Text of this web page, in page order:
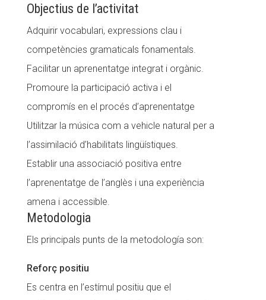
Objectius de l’activitat
Adquirir vocabulari, expressions clau i
competències gramaticals fonamentals.
Facilitar un aprenentatge integrat i orgànic.
Promoure la participació activa i el
compromís en el procés d’aprenentatge
Utilitzar la música com a vehicle natural per a
l’assimilació d’habilitats lingüístiques.
Establir una associació positiva entre
l’aprenentatge de l’anglès i una experiència
amena i accessible.
Metodologia
Els principals punts de la metodología son:
Reforç positiu
Es centra en l’estímul positiu que el